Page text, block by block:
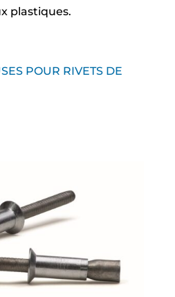
plastiques.
POUR RIVETS DE